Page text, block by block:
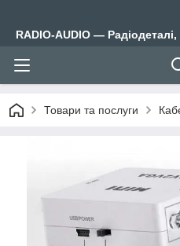
RADIO-AUDIO —
Товари та послуги